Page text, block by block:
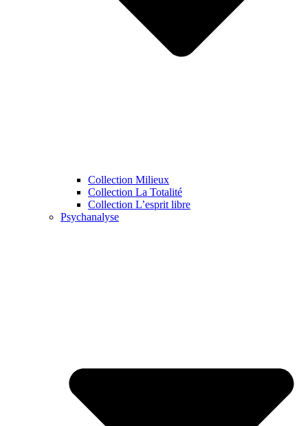
Collection Milieux
Collection La Totalité
Collection L’esprit libre
Psychanalyse